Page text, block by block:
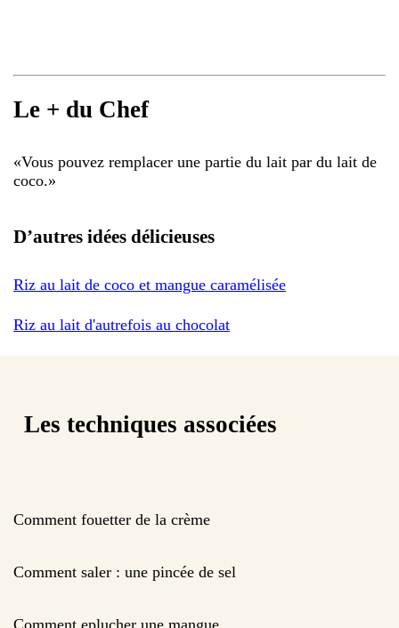
Le + du Chef
«Vous pouvez remplacer une partie du lait par du lait de
coco.»
D’autres idées délicieuses
Riz au lait de coco et mangue caramélisée
Riz au lait d'autrefois au chocolat
Les techniques associées
Comment fouetter de la crème
Comment saler : une pincée de sel
Comment eplucher une mangue